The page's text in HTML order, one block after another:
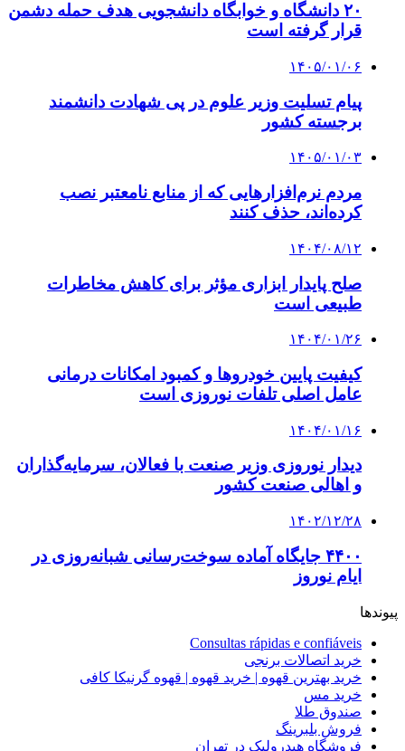
۲۰ دانشگاه و خوابگاه دانشجویی هدف حمله دشمن
قرار گرفته است
۱۴۰۵/۰۱/۰۶
پیام تسلیت وزیر علوم در پی شهادت دانشمند
برجسته کشور
۱۴۰۵/۰۱/۰۳
مردم نرم‌افزارهایی که از منابع نامعتبر نصب
کرده‌اند، حذف کنند
۱۴۰۴/۰۸/۱۲
صلح پایدار ابزاری مؤثر برای کاهش مخاطرات
طبیعی است
۱۴۰۴/۰۱/۲۶
کیفیت پایین خودروها و کمبود امکانات درمانی
عامل اصلی تلفات نوروزی است
۱۴۰۴/۰۱/۱۶
دیدار نوروزی وزیر صنعت با فعالان، سرمایه‌گذاران
و اهالی صنعت کشور
۱۴۰۲/۱۲/۲۸
۴۴۰۰ جایگاه آماده سوخت‌رسانی شبانه‌روزی در
ایام نوروز
پیوندها
Consultas rápidas e confiáveis
خرید اتصالات برنجی
خرید بهترین قهوه | خرید قهوه | قهوه گرنیکا کافی
خرید مس
صندوق طلا
فروش بلبرینگ
فروشگاه هیدرولیک در تهران